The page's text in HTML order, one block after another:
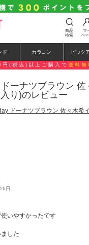
商品
検索
マ
ペ
ド カラコン ピック
(税込)以上ご購入で 送料無
ーナツブラウン 佐
り)のレビュー
ドーナツブラウン 佐々木希
日
使いやすかったです
ました